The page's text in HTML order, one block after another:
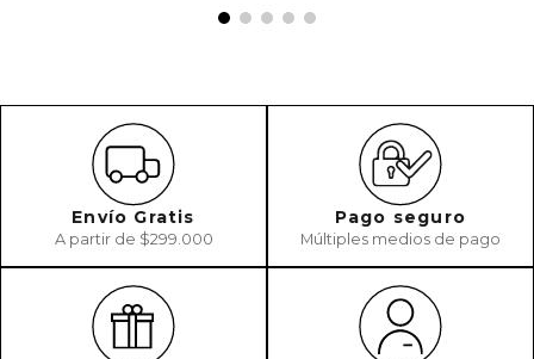
Envío Gratis
A partir de $299.000
Pago seguro
Múltiples medios de pago